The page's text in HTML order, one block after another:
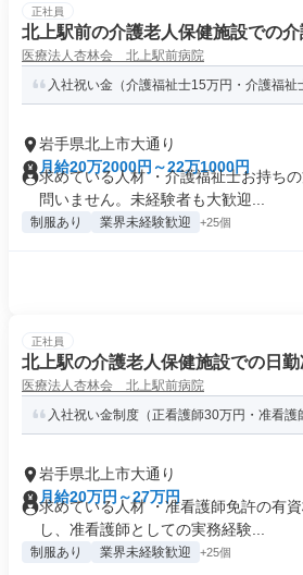
正社員
北上駅前の介護老人保健施設での
医療法人杏林会 北上駅前病院
入社祝い金（介護福祉士15万円・介護福祉
岩手県北上市大通り
月給20万2000円～22万1000円
求めている人材 ・介護福祉士お持ち
問いません。未経験者も大歓迎...
制服あり 業界未経験歓迎 +25個
正社員
北上駅の介護老人保健施設での日
医療法人杏林会 北上駅前病院
入社祝い金制度（正看護師30万円・准看護
岩手県北上市大通り
月給20万円～27万円
求めている人材 ・准看護師免許の有
し、准看護師としての実務経験...
制服あり 業界未経験歓迎 +25個